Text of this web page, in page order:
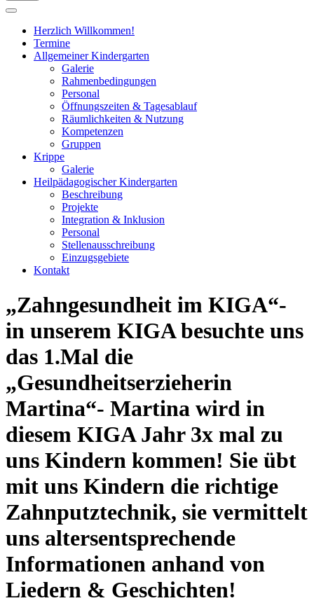
Kindergarten Bad Blumau
Herzlich Willkommen!
Termine
Allgemeiner Kindergarten
Galerie
Rahmenbedingungen
Personal
Öffnungszeiten & Tagesablauf
Räumlichkeiten & Nutzung
Kompetenzen
Gruppen
Krippe
Galerie
Heilpädagogischer Kindergarten
Beschreibung
Projekte
Integration & Inklusion
Personal
Stellenausschreibung
Einzugsgebiete
Kontakt
„Zahngesundheit im KIGA“-
in unserem KIGA besuchte uns
das 1.Mal die
„Gesundheitserzieherin
Martina“- Martina wird in
diesem KIGA Jahr 3x mal zu
uns Kindern kommen! Sie übt
mit uns Kindern die richtige
Zahnputztechnik, sie vermittelt
uns altersentsprechende
Informationen anhand von
Liedern & Geschichten!